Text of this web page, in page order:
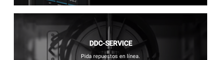
DDC-SERVICE
Pida repuestos en línea.